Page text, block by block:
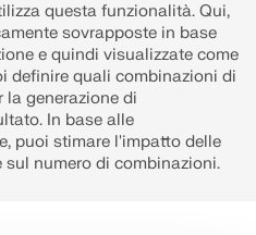
questa funzionalità. Qui,
sovrapposte in base
e quindi visualizzate come
definire quali combinazioni di
la generazione di
In base alle
puoi stimare l'impatto delle
numero di combinazioni.